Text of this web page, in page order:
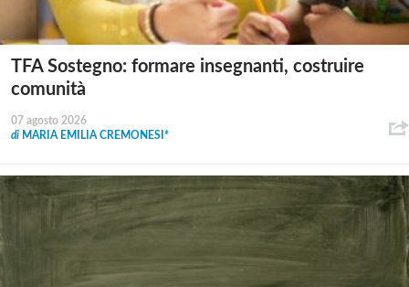
TFA Sostegno: formare insegnanti, costruire
comunità
07 agosto 2026
di MARIA EMILIA CREMONESI*